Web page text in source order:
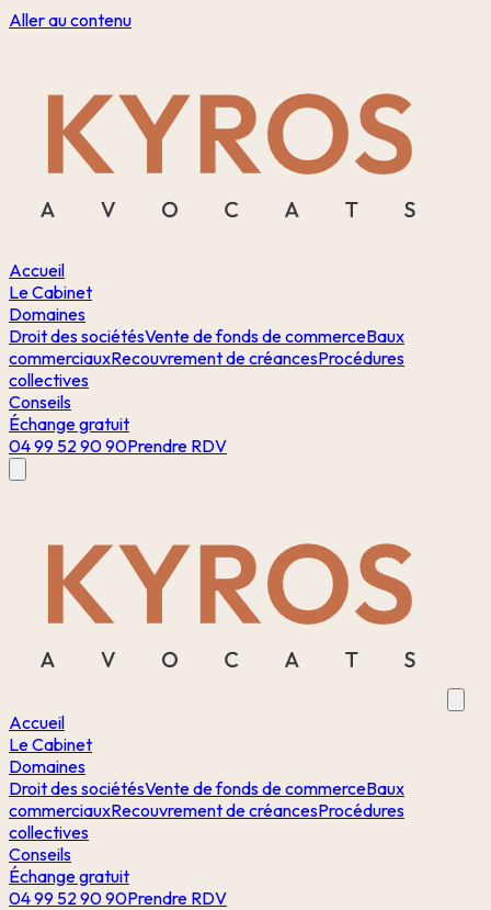
Aller au contenu
Accueil
Le Cabinet
Domaines
Droit des sociétésVente de fonds de commerceBaux
commerciauxRecouvrement de créancesProcédures
collectives
Conseils
Échange gratuit
04 99 52 90 90Prendre RDV
Accueil
Le Cabinet
Domaines
Droit des sociétésVente de fonds de commerceBaux
commerciauxRecouvrement de créancesProcédures
collectives
Conseils
Échange gratuit
04 99 52 90 90Prendre RDV